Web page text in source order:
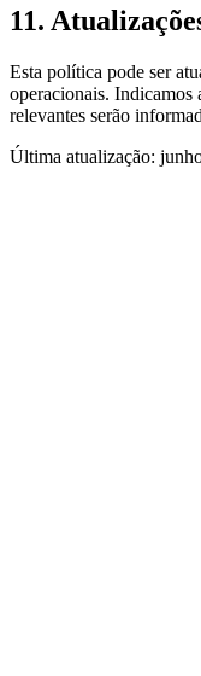
11.
Esta política pode ser
operacionais. Indicamos
relevantes serão
Última atualização: